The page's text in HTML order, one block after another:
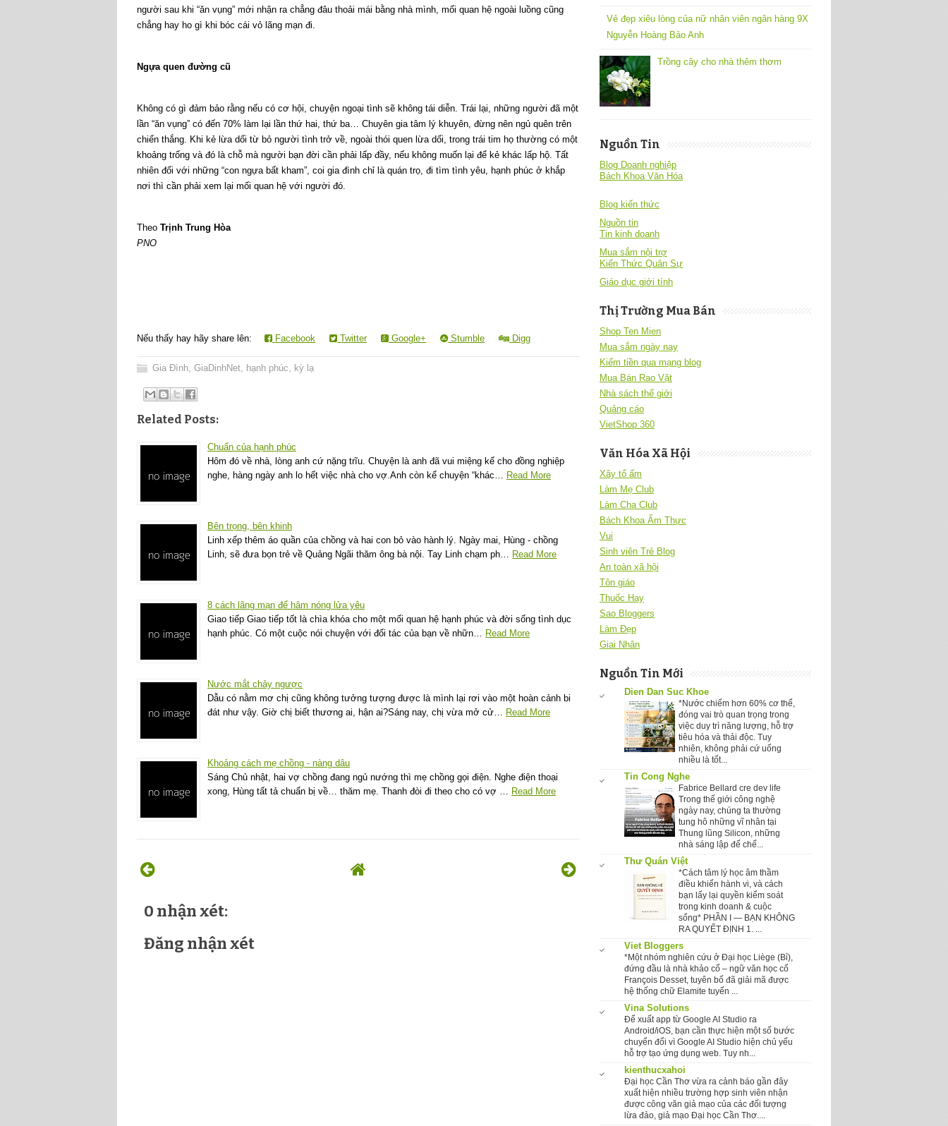
người sau khi “ăn vụng” mới nhận ra chẳng đâu thoải mái bằng nhà mình, mối quan hệ ngoài luồng cũng
chẳng hay ho gì khi bóc cái vỏ lãng mạn đi.
Ngựa quen đường cũ
Không có gì đảm bảo rằng nếu có cơ hội, chuyện ngoại tình sẽ không tái diễn. Trái lại, những người đã một
lần “ăn vụng” có đến 70% làm lại lần thứ hai, thứ ba… Chuyên gia tâm lý khuyên, đừng nên ngủ quên trên
chiến thắng. Khi kẻ lừa dối từ bỏ người tình trở về, ngoài thói quen lừa dối, trong trái tim họ thường có một
khoảng trống và đó là chỗ mà người bạn đời cần phải lấp đầy, nếu không muốn lại để kẻ khác lấp hộ. Tất
nhiên đối với những “con ngựa bất kham”, coi gia đình chỉ là quán trọ, đi tìm tình yêu, hạnh phúc ở khắp
nơi thì cần phải xem lại mối quan hệ với người đó.
Theo Trịnh Trung Hòa
PNO
Nếu thấy hay hãy share lên: Facebook Twitter Google+ Stumble Digg
Gia Đình, GiaDinhNet, hạnh phúc, kỳ lạ
Related Posts:
Chuẩn của hạnh phúc
Hôm đó về nhà, lòng anh cứ nặng trĩu. Chuyện là anh đã vui miệng kể cho đồng nghiệp
nghe, hàng ngày anh lo hết việc nhà cho vợ.Anh còn kể chuyện “khác…
Read More
Bên trọng, bên khinh
Linh xếp thêm áo quần của chồng và hai con bỏ vào hành lý. Ngày mai, Hùng - chồng
Linh, sẽ đưa bọn trẻ về Quảng Ngãi thăm ông bà nội. Tay Linh chạm ph…
Read More
8 cách lãng mạn để hâm nóng lửa yêu
Giao tiếp Giao tiếp tốt là chìa khóa cho một mối quan hệ hạnh phúc và đời sống tình dục
hạnh phúc. Có một cuộc nói chuyện với đối tác của bạn về nhữn…
Read More
Nước mắt chảy ngược
Dẫu có nằm mơ chị cũng không tưởng tượng được là mình lại rơi vào một hoàn cảnh bi
đát như vậy. Giờ chị biết thương ai, hận ai?Sáng nay, chị vừa mở cử…
Read More
Khoảng cách mẹ chồng - nàng dâu
Sáng Chủ nhật, hai vợ chồng đang ngủ nướng thì mẹ chồng gọi điện. Nghe điện thoại
xong, Hùng tất tả chuẩn bị về… thăm mẹ. Thanh đòi đi theo cho có vợ …
Read More
0 nhận xét:
Đăng nhận xét
Vẻ đẹp xiêu lòng của nữ nhân viên ngân hàng 9X
Nguyễn Hoàng Bảo Anh
Trồng cây cho nhà thêm thơm
Nguồn Tin
Blog Doanh nghiệp
Bách Khoa Văn Hóa
Blog kiến thức
Nguồn tin
Tin kinh doanh
Mua sắm nội trợ
Kiến Thức Quân Sự
Giáo dục giới tính
Thị Trường Mua Bán
Shop Ten Mien
Mua sắm ngày nay
Kiếm tiền qua mạng blog
Mua Bán Rao Vặt
Nhà sách thế giới
Quảng cáo
VietShop 360
Văn Hóa Xã Hội
Xây tổ ấm
Làm Mẹ Club
Làm Cha Club
Bách Khoa Ẩm Thực
Vui
Sinh viên Trẻ Blog
An toàn xã hội
Tôn giáo
Thuốc Hay
Sao Bloggers
Làm Đẹp
Giai Nhân
Nguồn Tin Mới
Dien Dan Suc Khoe
*Nước chiếm hơn 60% cơ thể,
đóng vai trò quan trọng trong
việc duy trì năng lượng, hỗ trợ
tiêu hóa và thải độc. Tuy
nhiên, không phải cứ uống
nhiều là tốt...
Tin Cong Nghe
Fabrice Bellard cre dev life
Trong thế giới công nghệ
ngày nay, chúng ta thường
tung hô những vĩ nhân tại
Thung lũng Silicon, những
nhà sáng lập đế chế...
Thư Quán Việt
*Cách tâm lý học âm thầm
điều khiển hành vi, và cách
bạn lấy lại quyền kiểm soát
trong kinh doanh & cuộc
sống* PHẦN I — BẠN KHÔNG
RA QUYẾT ĐỊNH 1. ...
Viet Bloggers
*Một nhóm nghiên cứu ở Đại học Liège (Bỉ),
đứng đầu là nhà khảo cổ – ngữ văn học cổ
François Desset, tuyên bố đã giải mã được
hệ thống chữ Elamite tuyến ...
Vina Solutions
Để xuất app từ Google AI Studio ra
Android/iOS, bạn cần thực hiện một số bước
chuyển đổi vì Google AI Studio hiện chủ yếu
hỗ trợ tạo ứng dụng web. Tuy nh...
kienthucxahoi
Đại học Cần Thơ vừa ra cảnh báo gần đây
xuất hiện nhiều trường hợp sinh viên nhận
được công văn giả mạo của các đối tượng
lừa đảo, giả mạo Đại học Cần Thơ....